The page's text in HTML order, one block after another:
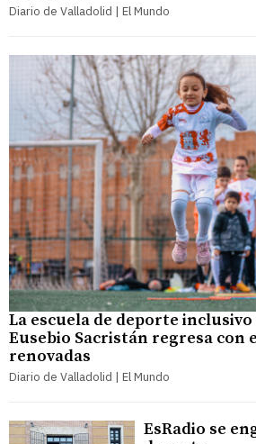
Diario de Valladolid | El Mundo
La escuela de deporte
Eusebio Sacristán regresa con
renovadas
Diario de Valladolid | El Mundo
EsRadio se